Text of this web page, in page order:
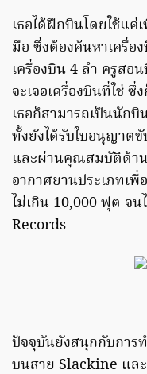
เธอได้ฝึกบินโดยใช้แค่
มือ ซึ่งต้องค้นหาเครื่อ
เครื่องบิน 4 ลำ ครูสอ
จะเจอเครื่องบินที่ใช่
เธอก็สามารถเป็นนักบิ
ทั้งยังได้รับใบอนุญาต
และผ่านคุณสมบัติด้า
อากาศยานประเภทเ
ไม่เกิน 10,000 ฟุต จ
Records
ปัจจุบันยังสนุกกับการท
บนสาย Slackine แล